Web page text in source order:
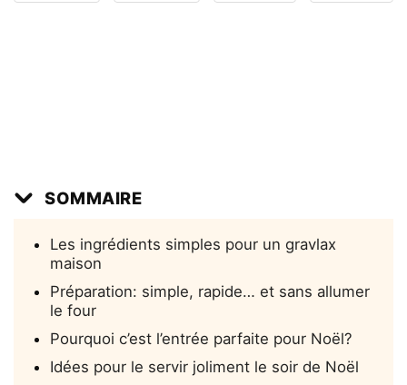
SOMMAIRE
Les ingrédients simples pour un gravlax
maison
Préparation: simple, rapide… et sans allumer
le four
Pourquoi c’est l’entrée parfaite pour Noël?
Idées pour le servir joliment le soir de Noël